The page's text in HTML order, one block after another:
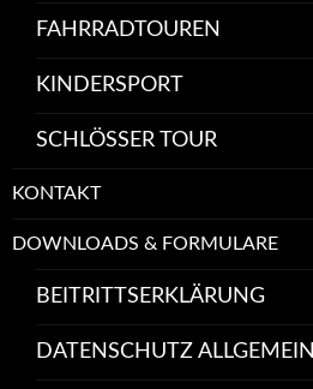
FAHRRADTOUREN
KINDERSPORT
SCHLÖSSER TOUR
KONTAKT
DOWNLOADS & FORMULARE
BEITRITTSERKLÄRUNG
DATENSCHUTZ ALLGEMEIN